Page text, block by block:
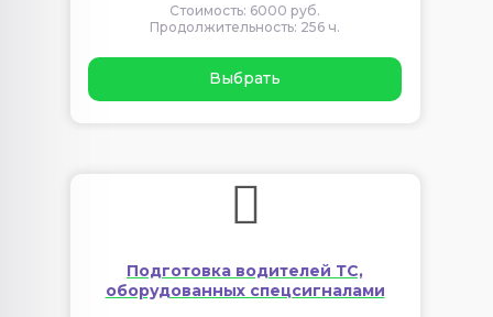
Стоимость: 6000 руб.
Продолжительность: 256 ч.
Выбрать
Подготовка водителей ТС,
оборудованных спецсигналами